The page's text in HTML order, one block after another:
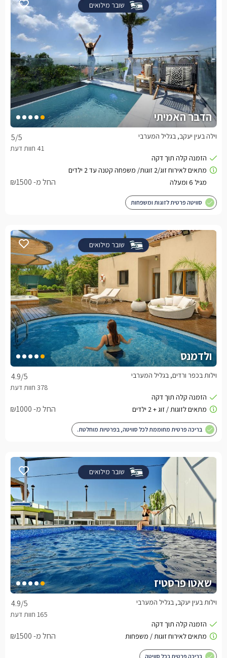
שובר מילואים
הדבר האמיתי
5/5 וילה בעין יעקב, בגליל המערבי
החל מ- ₪1500
סוויטה פרטית לזוגות ומשפחות
שובר מילואים
ולדמנס
4.9/5 וילות בכפר ורדים, בגליל המערבי
החל מ- ₪1000
בריכה פרטית מחוממת לכל סוויטה, בפרטיות מוחלטת.
שובר מילואים
שאטו פרסטיז
4.9/5 וילות בעין יעקב, בגליל המערבי
החל מ- ₪1500
בריכה פרטית בכל סוויטה